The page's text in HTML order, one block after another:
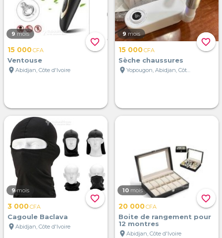
favorite_border
9 mois
15 000CFA
Ventouse
location_on Abidjan, Côte d'Ivoire
favorite_border
9 mois
15 000CFA
Sèche chaussures
location_on
Yopougon, Abidjan, Côte d'Ivoire
favorite_border
9 mois
3 000CFA
Cagoule Baclava
location_on Abidjan, Côte d'Ivoire
favorite_border
10 mois
20 000CFA
Boite de rangement pour
12 montres
location_on Abidjan, Côte d'Ivoire